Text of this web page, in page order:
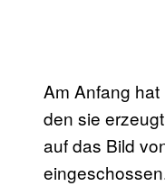
Am Anfang
den sie
auf das Bild